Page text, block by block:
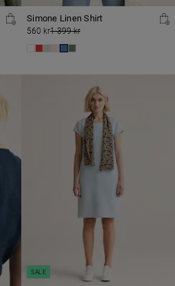
Simone Linen Shirt
560 kr1 399 kr
SALE